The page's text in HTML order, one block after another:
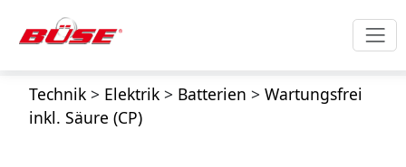
Technik> Elektrik> Batterien > Wartungsfrei
inkl. Säure (CP)